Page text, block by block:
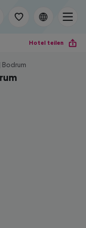
Hotel teilen
Bodrum